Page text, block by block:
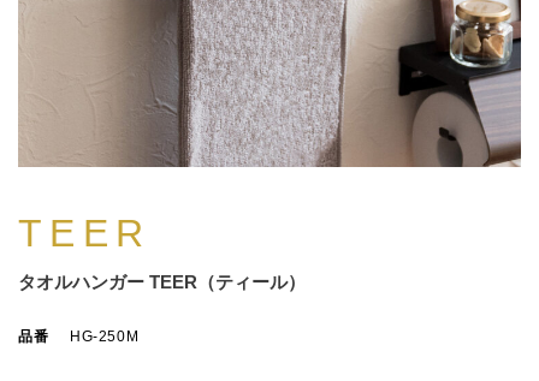
TEER
タオルハンガー TEER（ティール）
品番 HG-250M